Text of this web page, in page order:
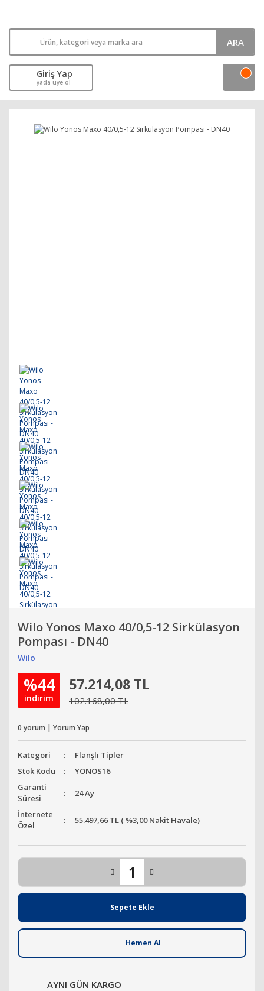
ARA
Giriş Yap
yada üye ol
Wilo Yonos Maxo 40/0,5-12 Sirkülasyon
Pompası - DN40
Wilo
%44
indirim
57.214,08 TL
102.168,00 TL
0 yorum | Yorum Yap
Kategori
Flanşlı Tipler
Stok Kodu
YONOS16
Garanti
Süresi
24 Ay
İnternete
Özel
55.497,66 TL ( %3,00 Nakit Havale)
Sepete Ekle
Hemen Al
AYNI GÜN KARGO